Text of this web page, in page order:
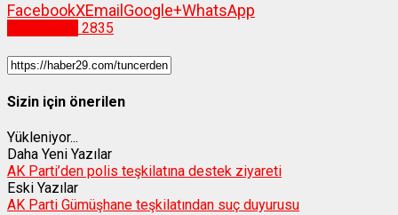
FacebookXEmail Google+WhatsApp
2835
Sizin için önerilen
Yükleniyor...
Daha Yeni Yazılar
AK Parti’den polis teşkilatına destek ziyareti
Eski Yazılar
AK Parti Gümüşhane teşkilatından suç duyurusu